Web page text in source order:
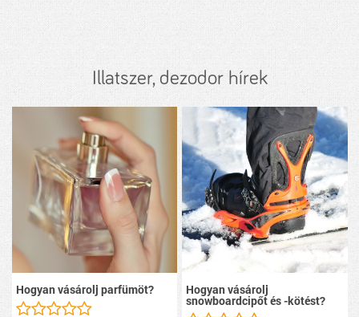
Illatszer, dezodor hírek
Hogyan vásárolj parfümöt? Hogyan vásárolj
snowboardcipőt és -kötést?